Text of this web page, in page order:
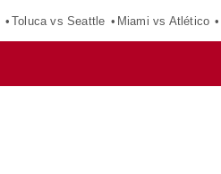
Toluca vs Seattle Miami vs Atlético